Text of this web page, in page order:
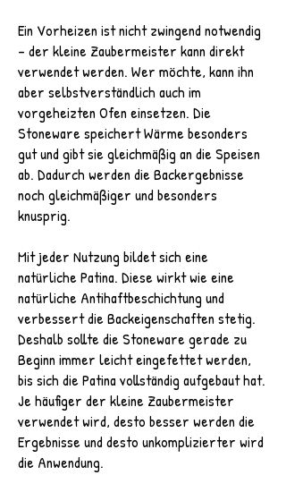
Ein Vorheizen ist nicht zwingend notwendig
– der kleine Zaubermeister kann direkt
verwendet werden. Wer möchte, kann ihn
aber selbstverständlich auch im
vorgeheizten Ofen einsetzen. Die
Stoneware speichert Wärme besonders
gut und gibt sie gleichmäßig an die Speisen
ab. Dadurch werden die Backergebnisse
noch gleichmäßiger und besonders
knusprig.
Mit jeder Nutzung bildet sich eine
natürliche Patina. Diese wirkt wie eine
natürliche Antihaftbeschichtung und
verbessert die Backeigenschaften stetig.
Deshalb sollte die Stoneware gerade zu
Beginn immer leicht eingefettet werden,
bis sich die Patina vollständig aufgebaut hat.
Je häufiger der kleine Zaubermeister
verwendet wird, desto besser werden die
Ergebnisse und desto unkomplizierter wird
die Anwendung.